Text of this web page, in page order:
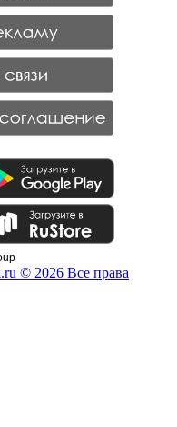
© 2026 Все права